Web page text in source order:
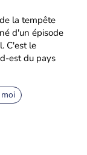
la tempête
d'un épisode
C'est le
est du pays